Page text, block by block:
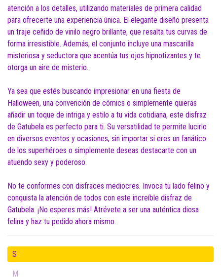
atención a los detalles, utilizando materiales de primera calidad
para ofrecerte una experiencia única. El elegante diseño presenta
un traje ceñido de vinilo negro brillante, que resalta tus curvas de
forma irresistible. Además, el conjunto incluye una mascarilla
misteriosa y seductora que acentúa tus ojos hipnotizantes y te
otorga un aire de misterio.
Ya sea que estés buscando impresionar en una fiesta de
Halloween, una convención de cómics o simplemente quieras
añadir un toque de intriga y estilo a tu vida cotidiana, este disfraz
de Gatubela es perfecto para ti. Su versatilidad te permite lucirlo
en diversos eventos y ocasiones, sin importar si eres un fanático
de los superhéroes o simplemente deseas destacarte con un
atuendo sexy y poderoso.
No te conformes con disfraces mediocres. Invoca tu lado felino y
conquista la atención de todos con este increíble disfraz de
Gatubela. ¡No esperes más! Atrévete a ser una auténtica diosa
felina y haz tu pedido ahora mismo.
S
M